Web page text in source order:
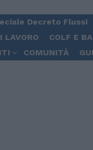
Decreto Flussi
LAVORO
COLF E
COMUNITÀ